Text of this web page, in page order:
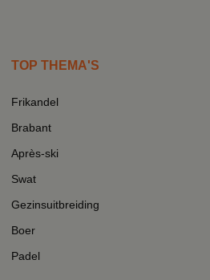
TOP THEMA'S
Frikandel
Brabant
Après-ski
Swat
Gezinsuitbreiding
Boer
Padel